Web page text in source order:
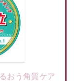
おう角質ケア